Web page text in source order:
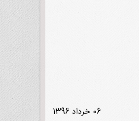
06 خرداد 1396